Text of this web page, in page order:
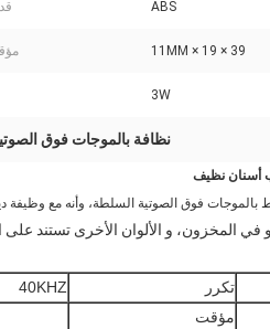
ABS
39 × 19 × 11MM
3W
نظافة بالموجات فوق
السلطة، وأنه مع
المخزون، و الألوان الأخرى تستند على
تكرر
40KHZ
مؤقت